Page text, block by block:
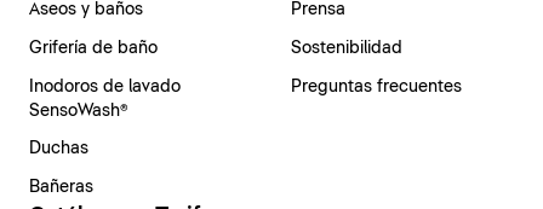
Aseos y baños
Grifería de baño
Inodoros de lavado
SensoWash®
Duchas
Bañeras
Prensa
Sostenibilidad
Preguntas frecuentes